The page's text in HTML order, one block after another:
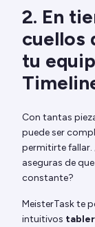
2. En
cuellos
tu
Con tantas
puede ser
permitirte fallar.
aseguras de
constante?
MeisterTask te
intuitivos